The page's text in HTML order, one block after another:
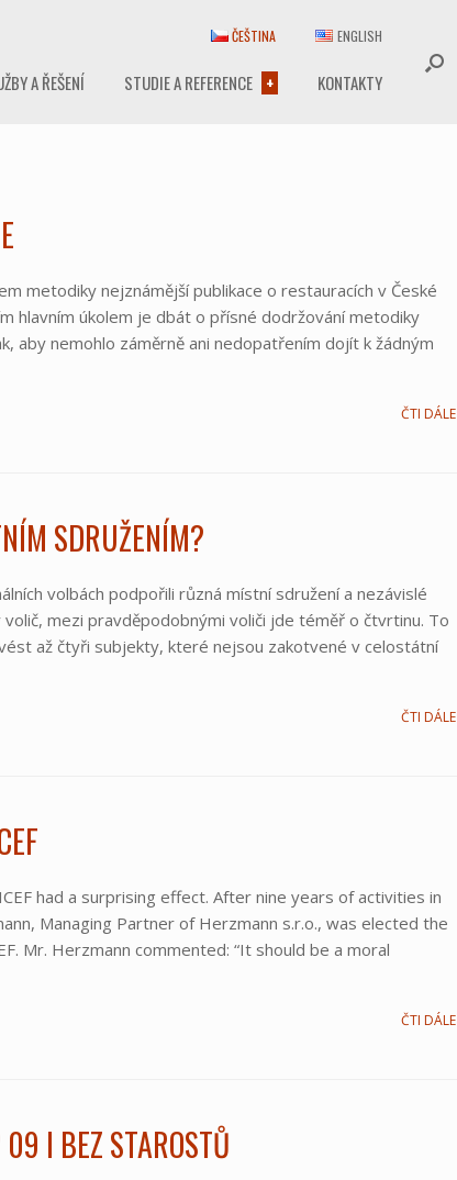
A ŘEŠENÍ STUDIE A REFERENCE KONTAKTY
ČEŠTINA ENGLISH
metodiky nejznámější publikace o restauracích v České
hlavním úkolem je dbát o přísné dodržování metodiky
aby nemohlo záměrně ani nedopatřením dojít k žádným
ČTI DÁLE
SDRUŽENÍM?
volbách podpořili různá místní sdružení a nezávislé
mezi pravděpodobnými voliči jde téměř o čtvrtinu. To
až čtyři subjekty, které nejsou zakotvené v celostátní
ČTI DÁLE
had a surprising effect. After nine years of activities in
Managing Partner of Herzmann s.r.o., was elected the
Mr. Herzmann commented: “It should be a moral
ČTI DÁLE
I BEZ STAROSTŮ